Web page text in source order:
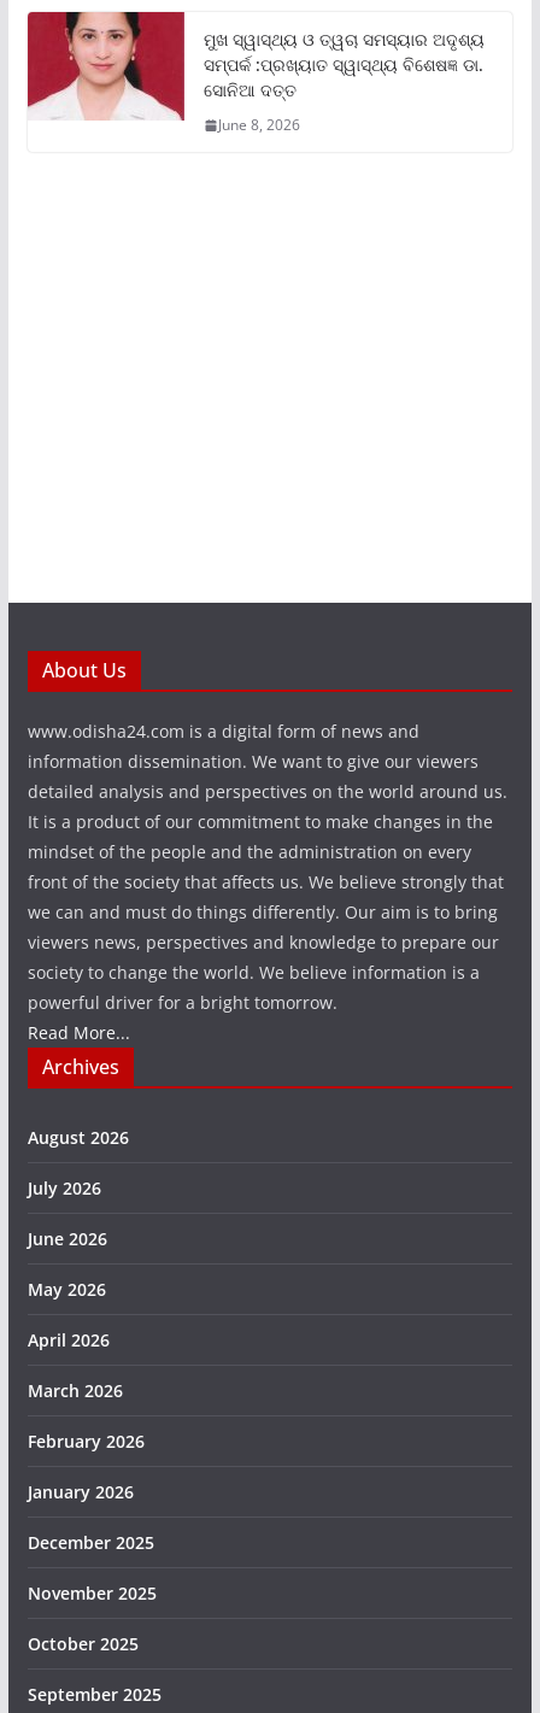
ମୁଖ ସ୍ୱାସ୍ଥ୍ୟ ଓ ତ୍ୱଚା ସମସ୍ୟାର ଅଦୃଶ୍ୟ
ସମ୍ପର୍କ :ପ୍ରଖ୍ୟାତ ସ୍ୱାସ୍ଥ୍ୟ ବିଶେଷଜ୍ଞ ଡା.
ସୋନିଆ ଦତ୍ତ
June 8, 2026
About Us
www.odisha24.com is a digital form of news and
information dissemination. We want to give our viewers
detailed analysis and perspectives on the world around us.
It is a product of our commitment to make changes in the
mindset of the people and the administration on every
front of the society that affects us. We believe strongly that
we can and must do things differently. Our aim is to bring
viewers news, perspectives and knowledge to prepare our
society to change the world. We believe information is a
powerful driver for a bright tomorrow.
Read More...
Archives
August 2026
July 2026
June 2026
May 2026
April 2026
March 2026
February 2026
January 2026
December 2025
November 2025
October 2025
September 2025